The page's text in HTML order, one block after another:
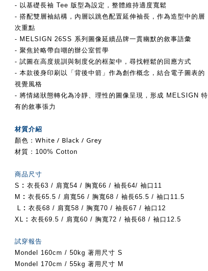
- 以基礎長袖 Tee 版型為設定，整體維持適度寬鬆
- 搭配雙層袖結構，內層以跳色配置延伸袖長，作為造型中的層
次重點
- MELSIGN 26SS 系列圖像延續品牌一貫幽默的敘事語彙
- 聚焦於略帶自嘲的辦公室哲學
- 試圖在高度規訓與制度化的框架中，尋找輕鬆的回應方式
- 本款後身印刷以「背後中箭」作為創作概念，結合電子圖表的
視覺風格
- 將情緒狀態轉化為冷靜、理性的圖像呈現，形成 MELSIGN 特
有的敘事張力
材質介紹
顏色：White / Black / Grey
材質：100% Cotton
商品尺寸
S : 衣長63 / 肩寬54 / 胸寬66 / 袖長64/ 袖口11
M : 衣長65.5 / 肩寬56 / 胸寬68 / 袖長65.5 / 袖口11.5
L : 衣長68 / 肩寬58 / 胸寬70 / 袖長67 / 袖口12
XL : 衣長69.5 / 肩寬60 / 胸寬72 / 袖長68 / 袖口12.5
試穿報告
Mondel 160cm / 50kg 著用尺寸 S
Mondel 170cm / 55kg 著用尺寸 M